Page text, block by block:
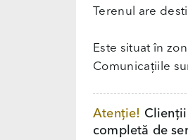
Terenul are
Este situat în
Comunicațiile
Atenție! Clienții
completă de